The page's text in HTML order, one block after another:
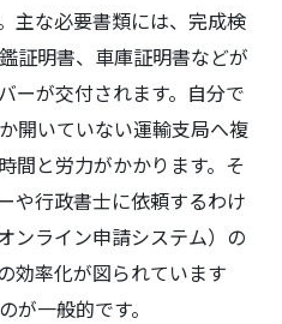
主な必要書類には、完成検
証明書、車庫証明書などが
ーが交付されます。自分で
開いていない運輸支局へ複
間と労力がかかります。そ
や行政書士に依頼するわけ
ンライン申請システム）の
効率化が図られています
が一般的です。